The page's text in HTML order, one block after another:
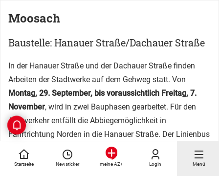
Startseite Newsticker meine AZ+ Login Menü
Moosach
Baustelle: Hanauer Straße/Dachauer Straße
In der Hanauer Straße und der Dachauer Straße finden
Arbeiten der Stadtwerke auf dem Gehweg statt. Von
Montag, 29. September, bis voraussichtlich Freitag, 7.
November, wird in zwei Bauphasen gearbeitet. Für den
Autoverkehr entfällt die Abbiegemöglichkeit in
Fahrtrichtung Norden in die Hanauer Straße. Der Linienbus
wird über die Darmstädter Straße geführt. Für den Rad-
und Fußverkehr wird auf der Fahrbahn ein gesicherter Weg